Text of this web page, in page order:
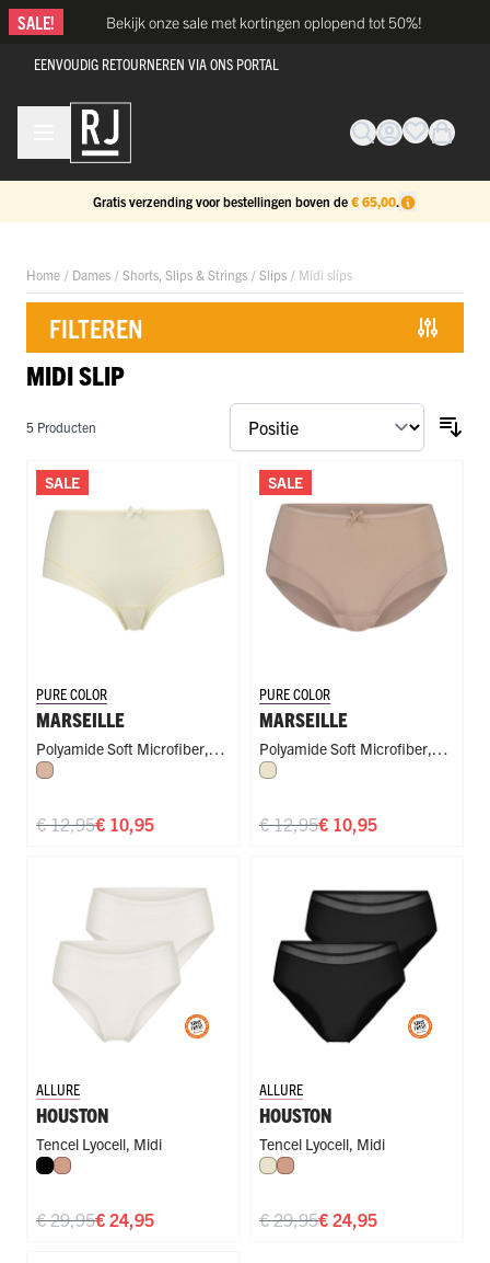
Ga naar de inhoud
SALE! Bekijk onze sale met kortingen oplopend tot 50%!
EENVOUDIG RETOURNEREN VIA ONS PORTAL
Gratis verzending voor bestellingen boven de € 65,00.
FILTEREN
Doorgaan naar productlijst
Home / Dames / Shorts, Slips & Strings / Slips / Midi slips
MIDI SLIP
5 Producten
SALE
PURE COLOR
MARSEILLE
Polyamide Soft Microfiber,
MidiCaffè Latte
€ 10,95
€ 12,95
SALE
PURE COLOR
MARSEILLE
Polyamide Soft Microfiber,
MidiIvoor
€ 10,95
€ 12,95
ALLURE
HOUSTON
Tencel Lyocell, Midi
ZwartMisty Rose
€ 24,95
€ 29,95
ALLURE
HOUSTON
Tencel Lyocell, Midi
IvoorMisty Rose
€ 24,95
€ 29,95